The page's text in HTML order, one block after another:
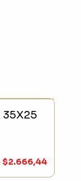
- 20 %
35X25
$2.666,44